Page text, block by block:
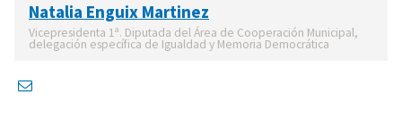
Natalia Enguix Martinez
Vicepresidenta 1ª. Diputada del Área de Cooperación Municipal,
delegación específica de Igualdad y Memoria Democrática